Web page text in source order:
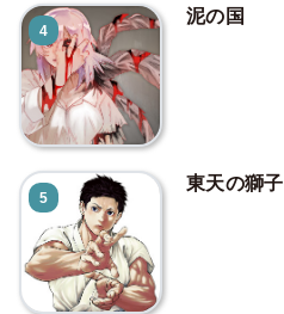
4
泥の国
5
東天の獅子